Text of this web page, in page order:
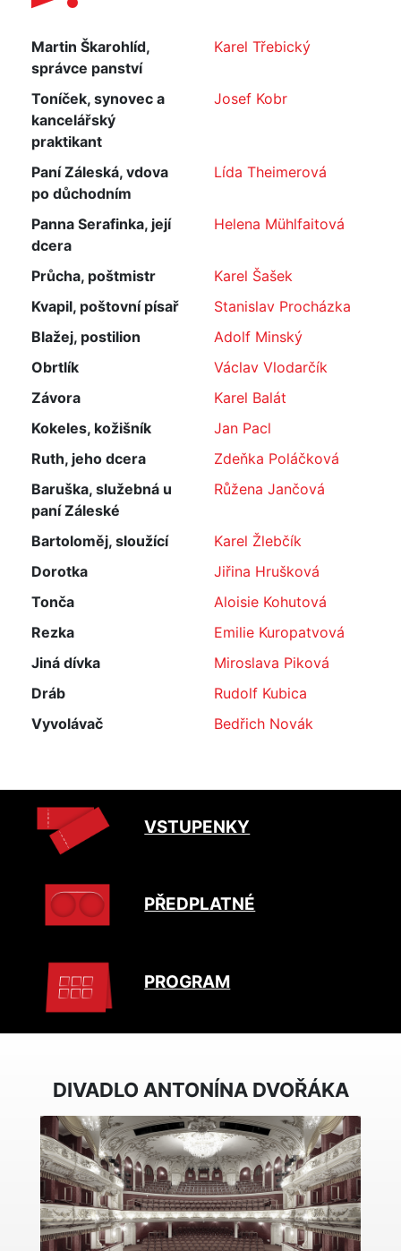
Martin Škarohlíd,
správce panství
Karel Třebický
Toníček, synovec a
kancelářský
praktikant
Josef Kobr
Paní Záleská, vdova
po důchodním
Lída Theimerová
Panna Serafinka, její
dcera
Helena Mühlfaitová
Průcha, poštmistr
Karel Šašek
Kvapil, poštovní písař
Stanislav Procházka
Blažej, postilion
Adolf Minský
Obrtlík
Václav Vlodarčík
Závora
Karel Balát
Kokeles, kožišník
Jan Pacl
Ruth, jeho dcera
Zdeňka Poláčková
Baruška, služebná u
paní Záleské
Růžena Jančová
Bartoloměj, sloužící
Karel Žlebčík
Dorotka
Jiřina Hrušková
Tonča
Aloisie Kohutová
Rezka
Emilie Kuropatvová
Jiná dívka
Miroslava Piková
Dráb
Rudolf Kubica
Vyvolávač
Bedřich Novák
VSTUPENKY
PŘEDPLATNÉ
PROGRAM
DIVADLO ANTONÍNA DVOŘÁKA